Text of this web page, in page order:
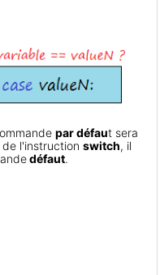
par défaut sera
l'instruction switch, il
défaut.